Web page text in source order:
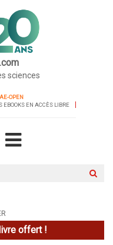
sciences
OPEN
EBOOKS EN ACCÈS LIBRE
offert !